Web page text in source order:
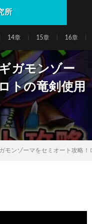
所
14章 15章 16章
ガモンゾー
トの竜剣使用
モンゾーマをセミオート攻略！